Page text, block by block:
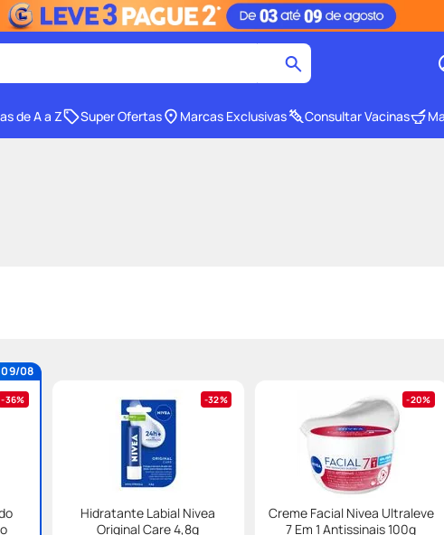
de A a Z Super Ofertas Marcas Exclusivas Consultar Vacinas
09/08
36% 32%
Hidratante Labial Nivea
Original Care 4,8g
20%
Creme Facial Nivea Ultraleve
7 Em 1 Antissinais 100g